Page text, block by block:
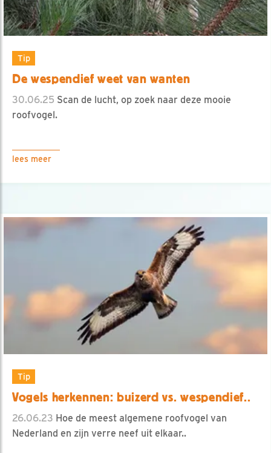
Tip
De wespendief weet van wanten
30.06.25 Scan de lucht, op zoek naar deze mooie
roofvogel.
lees meer
Tip
Vogels herkennen: buizerd vs. wespendief..
26.06.23 Hoe de meest algemene roofvogel van
Nederland en zijn verre neef uit elkaar..